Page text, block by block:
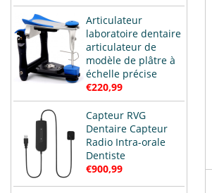
Articulateur
laboratoire dentaire
articulateur de
modèle de plâtre à
échelle précise
€220,99
Capteur RVG
Dentaire Capteur
Radio Intra-orale
Dentiste
€900,99